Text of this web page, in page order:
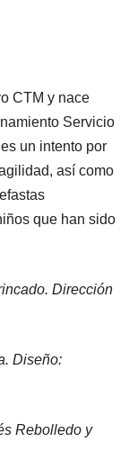
CTM y nace
Servicio
un intento por
así como
que han sido
Dirección
Diseño:
Rebolledo y